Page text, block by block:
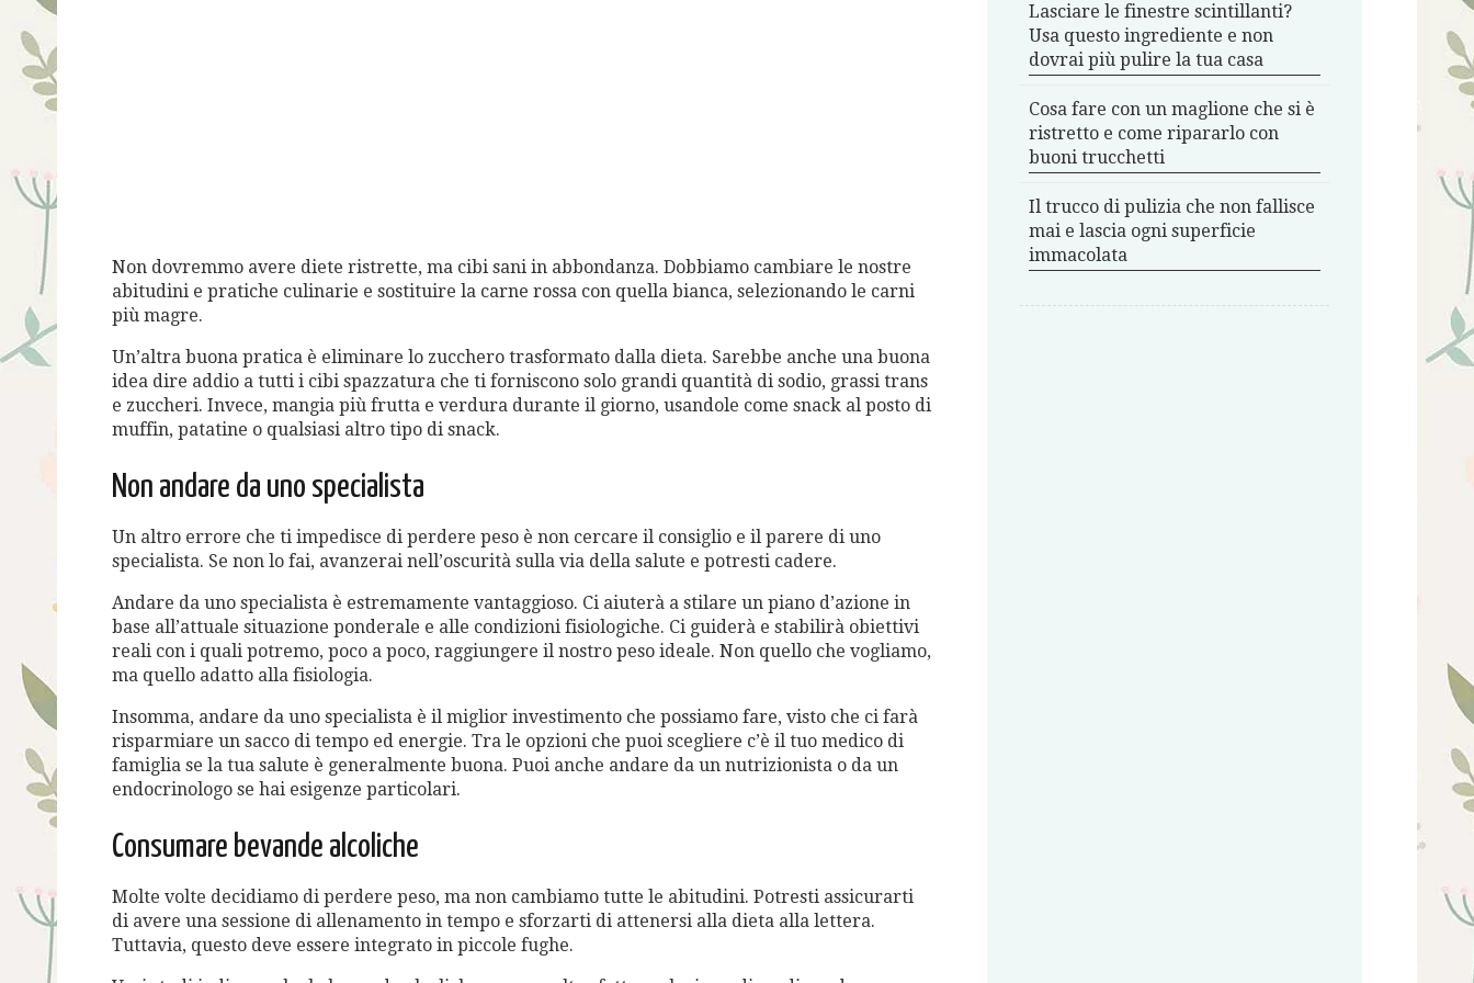
Non dovremmo avere diete ristrette, ma cibi sani in abbondanza. Dobbiamo cambiare le nostre
abitudini e pratiche culinarie e sostituire la carne rossa con quella bianca, selezionando le carni
più magre.
Un’altra buona pratica è eliminare lo zucchero trasformato dalla dieta. Sarebbe anche una buona
idea dire addio a tutti i cibi spazzatura che ti forniscono solo grandi quantità di sodio, grassi trans
e zuccheri. Invece, mangia più frutta e verdura durante il giorno, usandole come snack al posto di
muffin, patatine o qualsiasi altro tipo di snack.
Non andare da uno specialista
Un altro errore che ti impedisce di perdere peso è non cercare il consiglio e il parere di uno
specialista. Se non lo fai, avanzerai nell’oscurità sulla via della salute e potresti cadere.
Andare da uno specialista è estremamente vantaggioso. Ci aiuterà a stilare un piano d’azione in
base all’attuale situazione ponderale e alle condizioni fisiologiche. Ci guiderà e stabilirà obiettivi
reali con i quali potremo, poco a poco, raggiungere il nostro peso ideale. Non quello che vogliamo,
ma quello adatto alla fisiologia.
Insomma, andare da uno specialista è il miglior investimento che possiamo fare, visto che ci farà
risparmiare un sacco di tempo ed energie. Tra le opzioni che puoi scegliere c’è il tuo medico di
famiglia se la tua salute è generalmente buona. Puoi anche andare da un nutrizionista o da un
endocrinologo se hai esigenze particolari.
Consumare bevande alcoliche
Molte volte decidiamo di perdere peso, ma non cambiamo tutte le abitudini. Potresti assicurarti
di avere una sessione di allenamento in tempo e sforzarti di attenersi alla dieta alla lettera.
Tuttavia, questo deve essere integrato in piccole fughe.
Lasciare le finestre scintillanti?
Usa questo ingrediente e non
dovrai più pulire la tua casa
Cosa fare con un maglione che si è
ristretto e come ripararlo con
buoni trucchetti
Il trucco di pulizia che non fallisce
mai e lascia ogni superficie
immacolata